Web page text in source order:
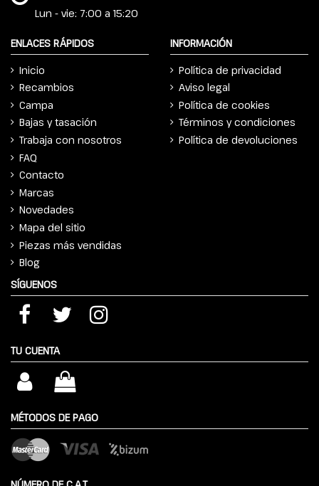
Lun - vie: 7:00 a 15:20
ENLACES RÁPIDOS
Inicio
Recambios
Campa
Bajas y tasación
Trabaja con nosotros
FAQ
Contacto
Marcas
Novedades
Mapa del sitio
Piezas más vendidas
Blog
INFORMACIÓN
Política de privacidad
Aviso legal
Política de cookies
Términos y condiciones
Política de devoluciones
SÍGUENOS
TU CUENTA
MÉTODOS DE PAGO